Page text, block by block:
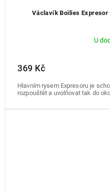
Václavík Boilies
U
369 Kč
Hlavním rysem Expresoru je
rozpouštět a uvolňovat tak do